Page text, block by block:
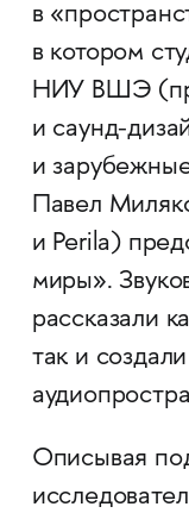
в
в котором
НИУ ВШЭ
и саунд-
и
Павел
и Perila)
миры».
рассказали
так и
Описывая